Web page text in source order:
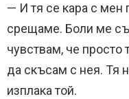
— И тя се кара с мен
срещаме. Боли ме
чувствам, че просто
да скъсам с нея. Тя
изплака той.